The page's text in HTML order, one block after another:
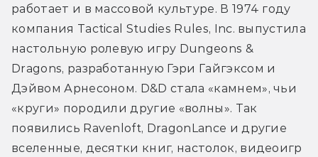
работает и в массовой культуре. В 1974 году
компания Tactical Studies Rules, Inc. выпустила
настольную ролевую игру Dungeons &
Dragons, разработанную Гэри Гайгэксом и
Дэйвом Арнесоном. D&D стала «камнем», чьи
«круги» породили другие «волны». Так
появились Ravenloft, DragonLance и другие
вселенные, десятки книг, настолок, видеоигр